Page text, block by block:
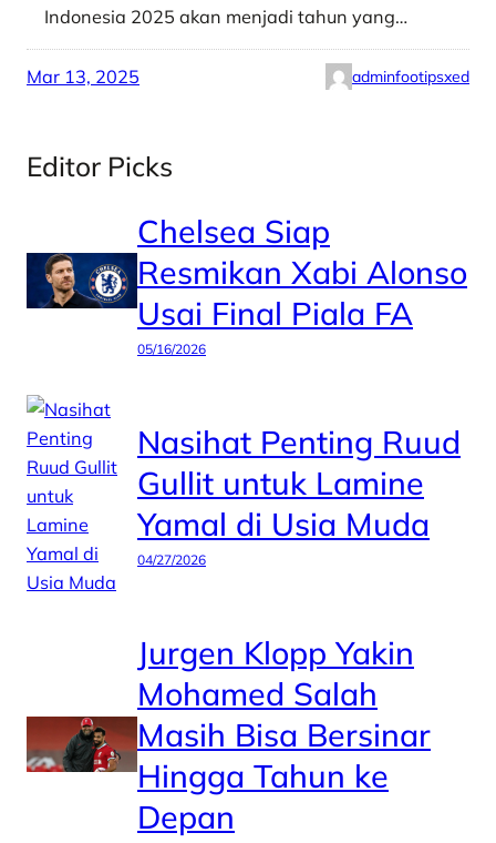
Indonesia 2025 akan menjadi tahun yang…
Mar 13, 2025 adminfootipsxed
Editor Picks
Chelsea Siap
Resmikan Xabi Alonso
Usai Final Piala FA
05/16/2026
Nasihat Penting Ruud
Gullit untuk Lamine
Yamal di Usia Muda
04/27/2026
Jurgen Klopp Yakin
Mohamed Salah
Masih Bisa Bersinar
Hingga Tahun ke
Depan